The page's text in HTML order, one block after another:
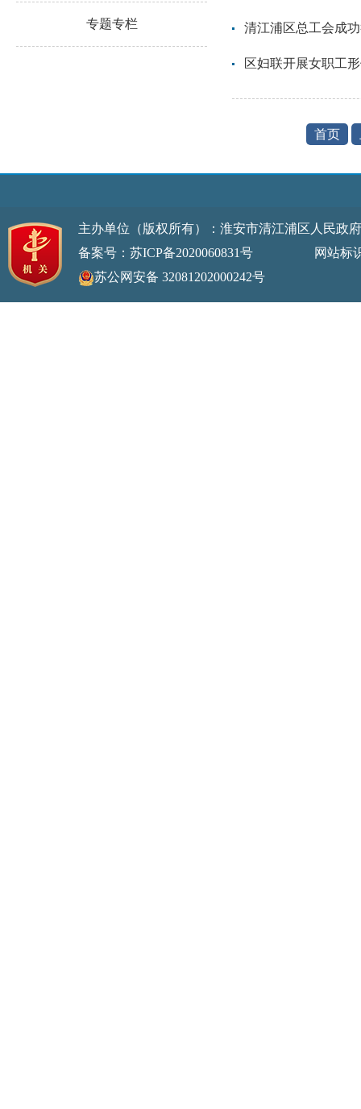
专题专栏 清江浦区总工会成
区妇联开展女职工
首页
主办单位（版权所有）：淮安市清江浦区人民
备案号：苏ICP备2020060831号
网站标识码
苏公网安备 32081202000242号